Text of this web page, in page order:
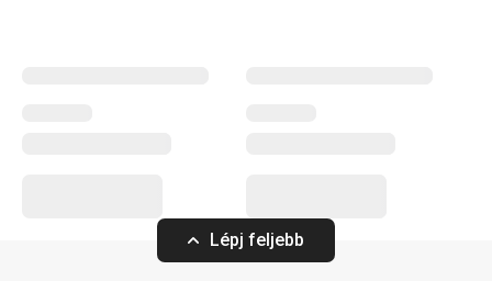
LIVING Tál ø 15 cm Lépj feljebb